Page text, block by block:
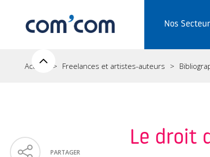
Nos
Accueil Freelances et artistes-auteurs
Le droit
PARTAGER